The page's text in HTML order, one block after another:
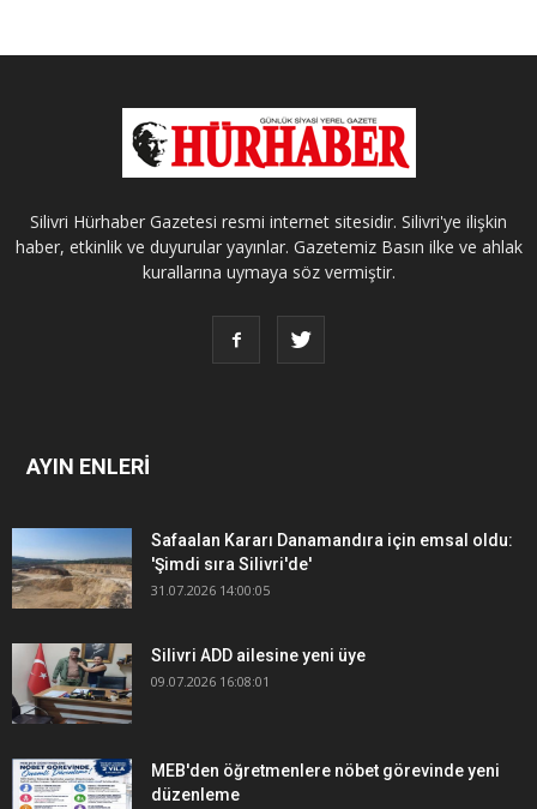
Silivri Hürhaber Gazetesi resmi internet sitesidir. Silivri'ye ilişkin
haber, etkinlik ve duyurular yayınlar. Gazetemiz Basın ilke ve ahlak
kurallarına uymaya söz vermiştir.
AYIN ENLERİ
Safaalan Kararı Danamandıra için emsal oldu:
'Şimdi sıra Silivri'de'
31.07.2026 14:00:05
Silivri ADD ailesine yeni üye
09.07.2026 16:08:01
MEB'den öğretmenlere nöbet görevinde yeni
düzenleme